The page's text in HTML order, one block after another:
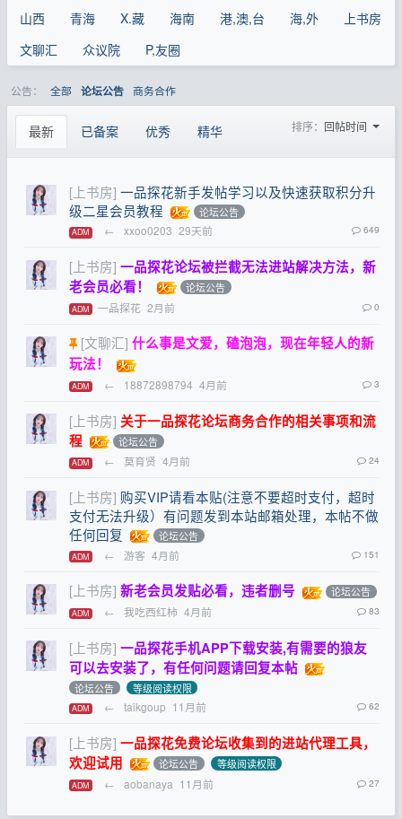
山西
青海 X.藏 海南 港,澳,台 海,外
上书房
文聊汇
众议院 P,友圈
公告： 全部 论坛公告 商务合作
最新 已备案 优秀 精华 排序： 回帖时间
[上书房] 一品探花新手发帖学习以及快速获取积分升
级二星会员教程
论坛公告
ADM ← xxoo0203 29天前 649
[上书房] 一品探花论坛被拦截无法进站解决方法，新
老会员必看！
论坛公告
ADM 一品探花 2月前 0
[文聊汇] 什么事是文爱，磕泡泡，现在年轻人的新
玩法！
ADM ← 18872898794 4月前 3
[上书房] 关于一品探花论坛商务合作的相关事项和流
程
论坛公告
ADM ← 莫育贤 4月前 24
[上书房] 购买VIP请看本贴(注意不要超时支付，超时
支付无法升级）有问题发到本站邮箱处理，本帖不做
任何回复
论坛公告
ADM ← 游客 4月前 151
[上书房] 新老会员发贴必看，违者删号 论坛公告
ADM ← 我吃西红柿 4月前 83
[上书房] 一品探花手机APP下载安装,有需要的狼友
可以去安装了，有任何问题请回复本帖
论坛公告 等级阅读权限
ADM ← taikgoup 11月前 62
[上书房] 一品探花免费论坛收集到的进站代理工具，
欢迎试用
论坛公告 等级阅读权限
ADM ← aobanaya 11月前 27